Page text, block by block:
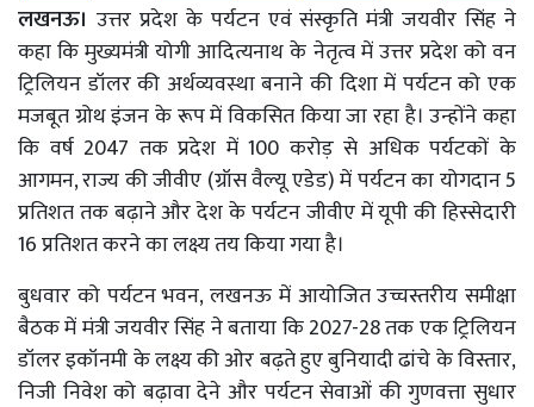
लखनऊ। उत्तर प्रदेश के पर्यटन एवं संस्कृति मंत्री जयवीर सिंह ने
कहा कि मुख्यमंत्री योगी आदित्यनाथ के नेतृत्व में उत्तर प्रदेश को वन
ट्रिलियन डॉलर की अर्थव्यवस्था बनाने की दिशा में पर्यटन को एक
मजबूत ग्रोथ इंजन के रूप में विकसित किया जा रहा है। उन्होंने कहा
कि वर्ष 2047 तक प्रदेश में 100 करोड़ से अधिक पर्यटकों के
आगमन, राज्य की जीवीए (ग्रॉस वैल्यू एडेड) में पर्यटन का योगदान 5
प्रतिशत तक बढ़ाने और देश के पर्यटन जीवीए में यूपी की हिस्सेदारी
16 प्रतिशत करने का लक्ष्य तय किया गया है।
बुधवार को पर्यटन भवन, लखनऊ में आयोजित उच्चस्तरीय समीक्षा
बैठक में मंत्री जयवीर सिंह ने बताया कि 2027-28 तक एक ट्रिलियन
डॉलर इकॉनमी के लक्ष्य की ओर बढ़ते हुए बुनियादी ढांचे के विस्तार,
निजी निवेश को बढ़ावा देने और पर्यटन सेवाओं की गुणवत्ता सुधार